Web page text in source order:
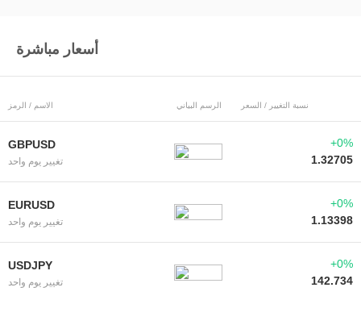
أسعار مباشرة
الاسم / الرمز الرسم البياني نسبة التغيير / السعر
GBPUSD
تغيير يوم واحد
+0%
1.32705
EURUSD
تغيير يوم واحد
+0%
1.13398
USDJPY
تغيير يوم واحد
+0%
142.734